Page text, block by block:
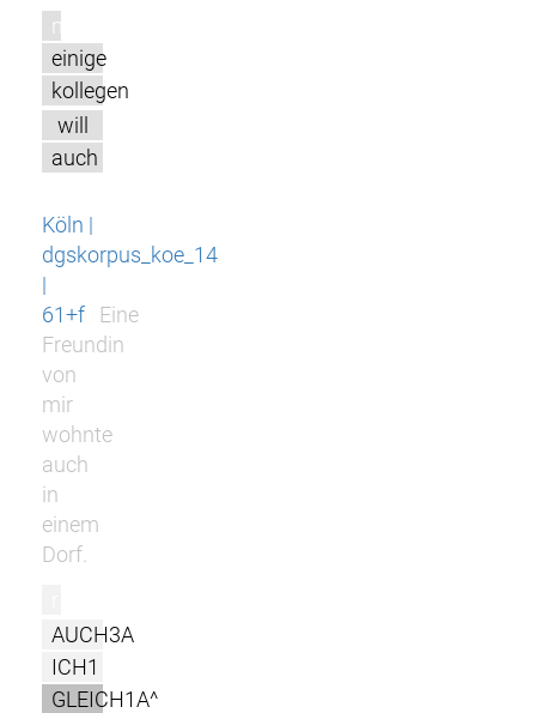
m
einige
kollegen
will
auch
Köln |
dgskorpus_koe_14
|
61+f
Eine
Freundin
von
mir
wohnte
auch
in
einem
Dorf.
AUCH3A
ICH1
GLEICH1A^